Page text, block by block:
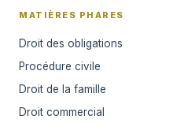
MATIÈRES PHARES
Droit des obligations
Procédure civile
Droit de la famille
Droit commercial